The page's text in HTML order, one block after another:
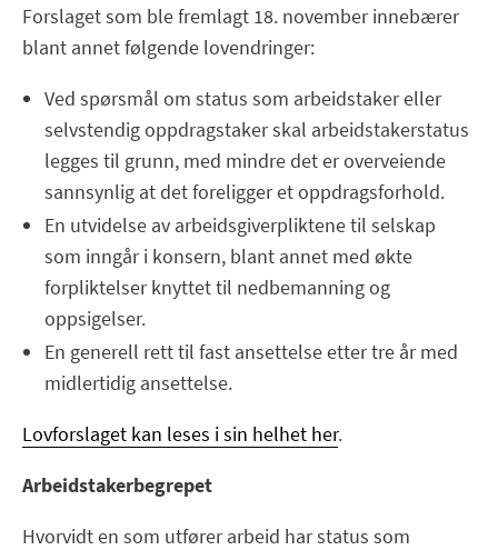
Forslaget som ble fremlagt 18. november innebærer
blant annet følgende lovendringer:
Ved spørsmål om status som arbeidstaker eller
selvstendig oppdragstaker skal arbeidstakerstatus
legges til grunn, med mindre det er overveiende
sannsynlig at det foreligger et oppdragsforhold.
En utvidelse av arbeidsgiverpliktene til selskap
som inngår i konsern, blant annet med økte
forpliktelser knyttet til nedbemanning og
oppsigelser.
En generell rett til fast ansettelse etter tre år med
midlertidig ansettelse.
Lovforslaget kan leses i sin helhet her.
Arbeidstakerbegrepet
Hvorvidt en som utfører arbeid har status som